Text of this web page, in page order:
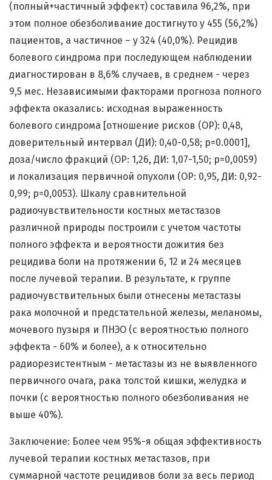
(полный+частичный эффект) составила 96,2%, при
этом полное обезболивание достигнуто у 455 (56,2%)
пациентов, а частичное – у 324 (40,0%). Рецидив
болевого синдрома при последующем наблюдении
диагностирован в 8,6% случаев, в среднем - через
9,5 мес. Независимыми факторами прогноза полного
эффекта оказались: исходная выраженность
болевого синдрома [отношение рисков (ОР): 0,48,
доверительный интервал (ДИ): 0,40-0,58; p=0.0001],
доза/число фракций (ОР: 1,26, ДИ: 1,07-1,50; р=0,0059)
и локализация первичной опухоли (ОР: 0,95, ДИ: 0,92-
0,99; р=0,0053). Шкалу сравнительной
радиочувствительности костных метастазов
различной природы построили с учетом частоты
полного эффекта и вероятности дожития без
рецидива боли на протяжении 6, 12 и 24 месяцев
после лучевой терапии. В результате, к группе
радиочувствительных были отнесены метастазы
рака молочной и предстательной железы, меланомы,
мочевого пузыря и ПНЭО (с вероятностью полного
эффекта - 60% и более), а к относительно
радиорезистентным - метастазы из не выявленного
первичного очага, рака толстой кишки, желудка и
почки (с вероятностью полного обезболивания не
выше 40%).
Заключение: Более чем 95%-я общая эффективность
лучевой терапии костных метастазов, при
суммарной частоте рецидивов боли за весь период